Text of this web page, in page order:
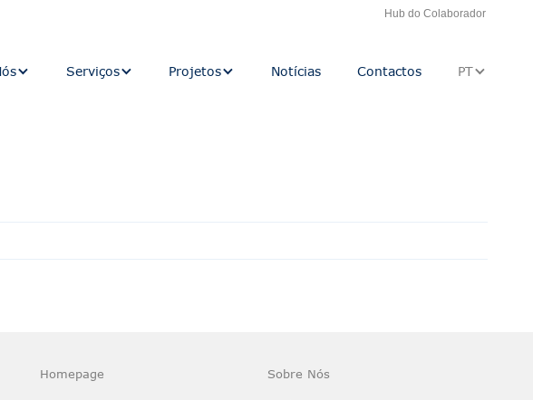
Hub do Colaborador
Serviços Projetos Notícias Contactos PT
Homepage Sobre Nós